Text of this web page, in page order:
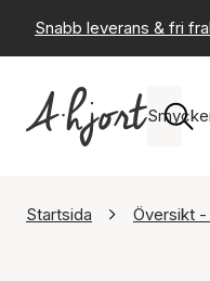
Snabb leverans & fri
Startsida Översikt -